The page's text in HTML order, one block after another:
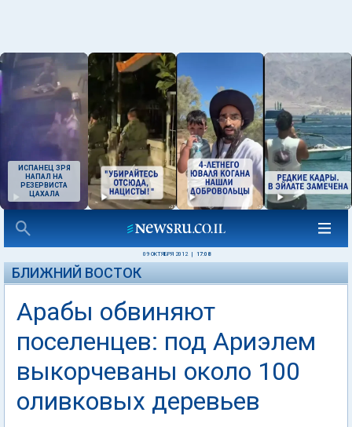
ИСПАНЕЦ ЗРЯ
НАПАЛ НА
РЕЗЕРВИСТА
ЦАХАЛА
09 ОКТЯБРЯ 2012 17:08
БЛИЖНИЙ ВОСТОК
Арабы обвиняют
поселенцев: под Ариэлем
выкорчеваны около 100
оливковых деревьев